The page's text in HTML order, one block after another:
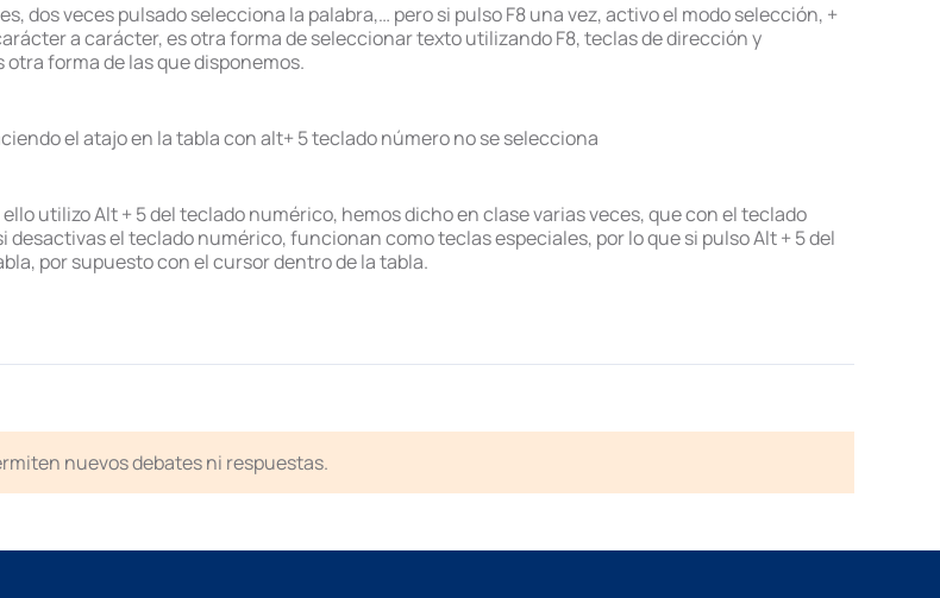
dos veces pulsado selecciona la palabra,… pero si pulso F8 una vez, activo el modo selección, +
a carácter, es otra forma de seleccionar texto utilizando F8, teclas de dirección y
forma de las que disponemos.
el atajo en la tabla con alt+ 5 teclado número no se selecciona
utilizo Alt + 5 del teclado numérico, hemos dicho en clase varias veces, que con el teclado
el teclado numérico, funcionan como teclas especiales, por lo que si pulso Alt + 5 del
por supuesto con el cursor dentro de la tabla.
nuevos debates ni respuestas.